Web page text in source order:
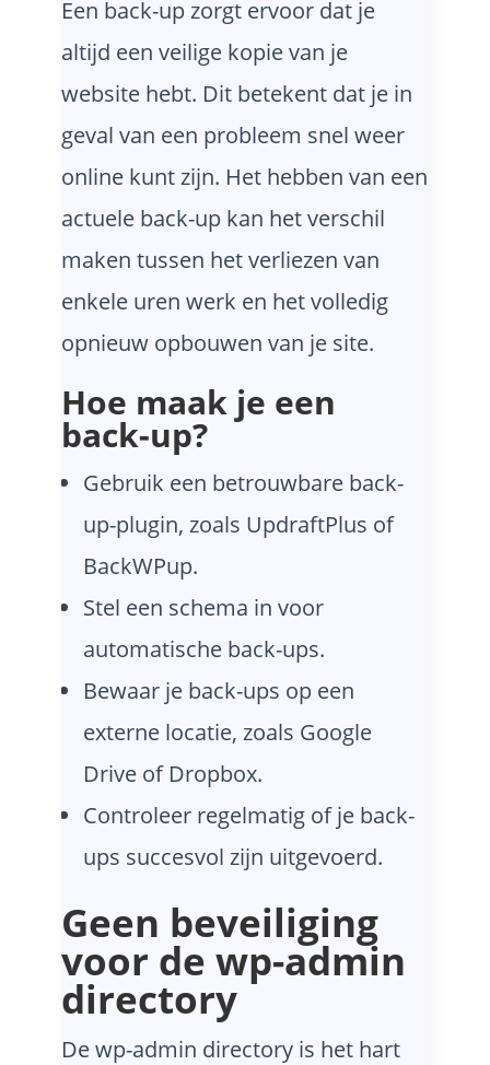
Een back-up zorgt ervoor dat je
altijd een veilige kopie van je
website hebt. Dit betekent dat je in
geval van een probleem snel weer
online kunt zijn. Het hebben van een
actuele back-up kan het verschil
maken tussen het verliezen van
enkele uren werk en het volledig
opnieuw opbouwen van je site.
Hoe maak je een
back-up?
Gebruik een betrouwbare back-
up-plugin, zoals UpdraftPlus of
BackWPup.
Stel een schema in voor
automatische back-ups.
Bewaar je back-ups op een
externe locatie, zoals Google
Drive of Dropbox.
Controleer regelmatig of je back-
ups succesvol zijn uitgevoerd.
Geen beveiliging
voor de wp-admin
directory
De wp-admin directory is het hart